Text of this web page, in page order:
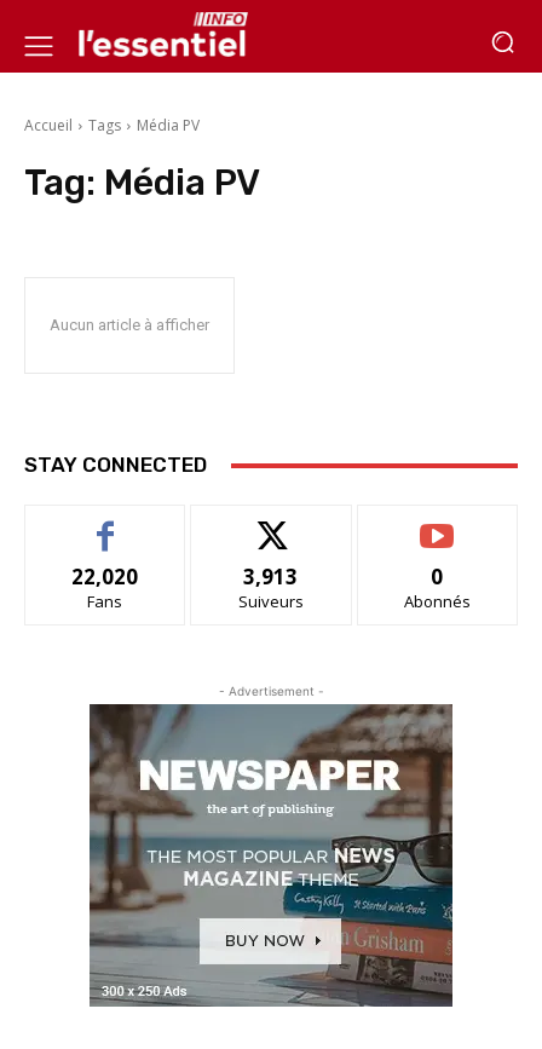
Accueil Tags Média PV
Tag: Média PV
Aucun article à afficher
STAY CONNECTED
22,020
Fans
3,913
Suiveurs
0
Abonnés
- Advertisement -